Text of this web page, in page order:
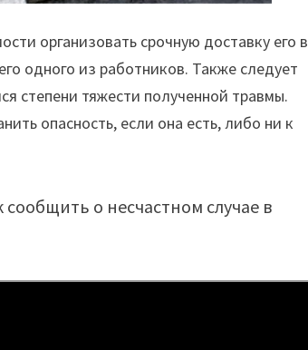
организовать срочную доставку его в
одного из работников. Также следует
степени тяжести полученной травмы.
опасность, если она есть, либо ни к
о несчастном случае в